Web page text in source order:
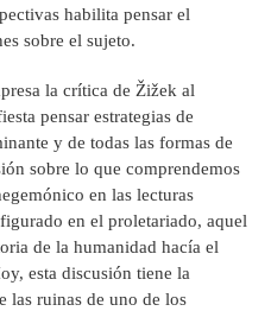
habilita pensar el
sobre el sujeto.
la crítica de Žižek al
pensar estrategias de
y de todas las formas de
sobre lo que comprendemos
en las lecturas
en el proletariado, aquel
de la humanidad hacía el
esta discusión tiene la
las ruinas de uno de los